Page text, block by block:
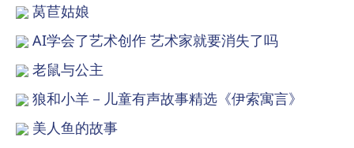
莴苣姑娘
AI学会了艺术创作 艺术家就要消失了吗
老鼠与公主
狼和小羊－儿童有声故事精选《伊索寓言》
美人鱼的故事